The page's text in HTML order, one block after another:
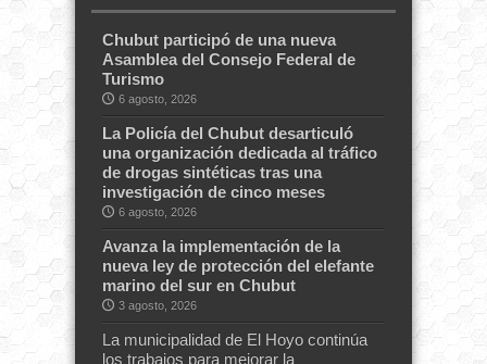
Chubut participó de una nueva
Asamblea del Consejo Federal de
Turismo
6 agosto, 2026
La Policía del Chubut desarticuló
una organización dedicada al tráfico
de drogas sintéticas tras una
investigación de cinco meses
6 agosto, 2026
Avanza la implementación de la
nueva ley de protección del elefante
marino del sur en Chubut
3 agosto, 2026
La municipalidad de El Hoyo continúa
los trabajos para mejorar la